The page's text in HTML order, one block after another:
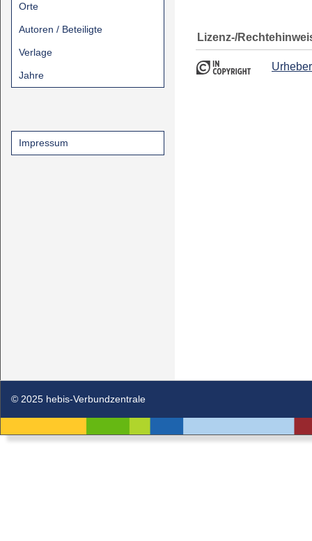
Orte
Autoren / Beteiligte
Verlage
Jahre
Impressum
Lizenz-/
© 2025 hebis-Verbundzentrale